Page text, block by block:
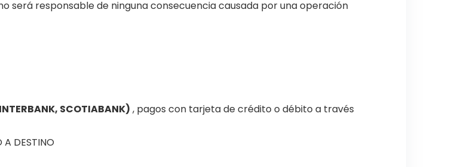
será responsable de ninguna consecuencia causada por una operación
SCOTIABANK) , pagos con tarjeta de crédito o débito a través
DESTINO